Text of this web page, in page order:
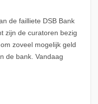
de failliete DSB Bank
zijn de curatoren bezig
zoveel mogelijk geld
de bank. Vandaag